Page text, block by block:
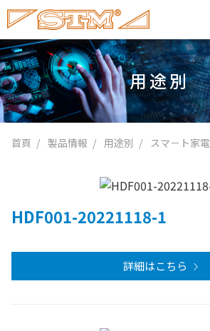
用途別
首頁 製品情報 用途別 スマ－ト家電
HDF001-20221118-1
詳細はこちら